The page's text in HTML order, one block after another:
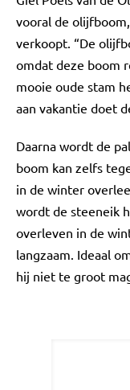
vooral de
verkoopt. “De
omdat deze boom
mooie oude stam
aan vakantie doet
Daarna wordt de
boom kan zelfs
in de winter
wordt de steeneik
overleven in de
langzaam. Ideaal
hij niet te groot